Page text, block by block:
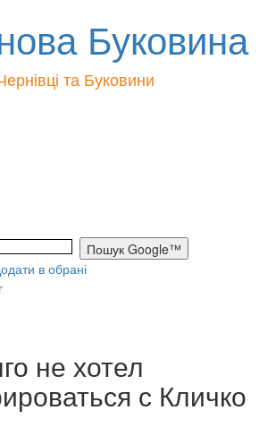
Буковина
та Буковини
в обрані
не хотел
с Кличко